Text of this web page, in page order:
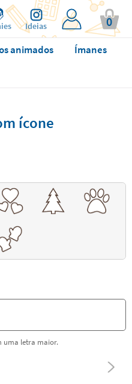
Ideias 0
animados
Ímanes
ícone
uma letra maior.